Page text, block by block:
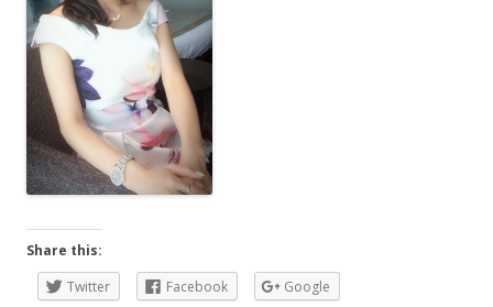
Share this:
Twitter
Facebook Google